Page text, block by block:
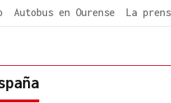
Autobus en Ourense La